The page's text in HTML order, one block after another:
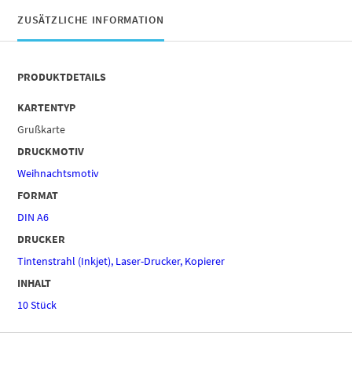
ZUSÄTZLICHE INFORMATION
PRODUKTDETAILS
KARTENTYP
Grußkarte
DRUCKMOTIV
Weihnachtsmotiv
FORMAT
DIN A6
DRUCKER
Tintenstrahl (Inkjet), Laser-Drucker, Kopierer
INHALT
10 Stück